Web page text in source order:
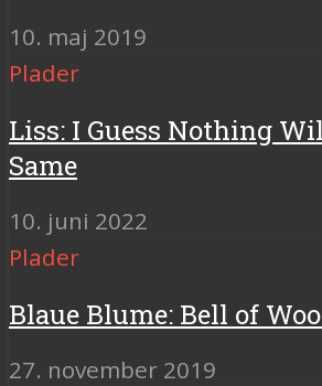
10. maj 2019
Plader
Liss: I Guess Nothing
Same
10. juni 2022
Plader
Blaue Blume: Bell of
27. november 2019